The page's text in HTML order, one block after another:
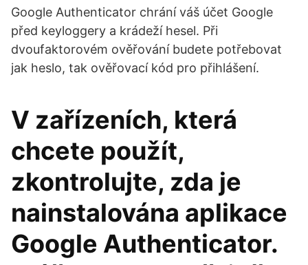
Google Authenticator chrání váš účet Google
před keyloggery a krádeží hesel. Při
dvoufaktorovém ověřování budete potřebovat
jak heslo, tak ověřovací kód pro přihlášení.
V zařízeních, která
chcete použít,
zkontrolujte, zda je
nainstalována aplikace
Google Authenticator.